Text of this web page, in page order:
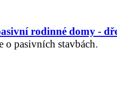
rodinné domy -
o pasivních stavbách.